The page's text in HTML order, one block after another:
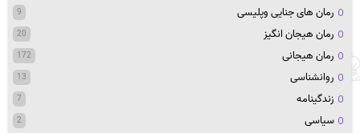
رمان های جنایی وپلیسی 9
رمان هیجان انگیز 20
رمان هیجانی 172
روانشناسی 13
زندگینامه 7
سیاسی 2